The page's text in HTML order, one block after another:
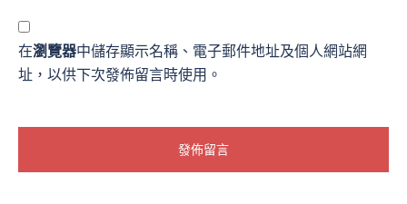
在瀏覽器中儲存顯示名稱、電子郵件地址及個人網站網
址，以供下次發佈留言時使用。